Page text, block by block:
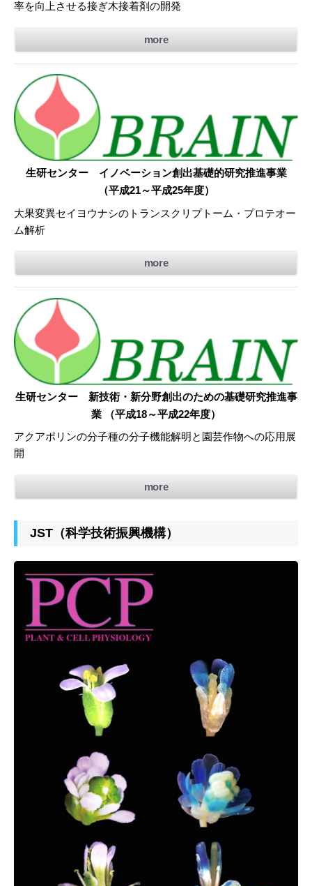
率を向上させる接ぎ木接着剤の開発
more
生研センター イノベーション創出基礎的研究推進事業
（平成21～平成25年度）
大果変異セイヨウナシのトランスクリプトーム・プロテオー
ム解析
more
生研センター 新技術・新分野創出のための基礎研究推進事
業 （平成18～平成22年度）
アクアポリンの分子種の分子機能解明と園芸作物への応用展
開
more
JST（科学技術振興機構）